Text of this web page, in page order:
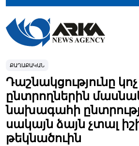
ՔԱՂԱՔԱԿԱՆ
Դաշնակցությունը
ընտրողներին
նախագահի
սակայն ձայն չտալ
թեկնածուին